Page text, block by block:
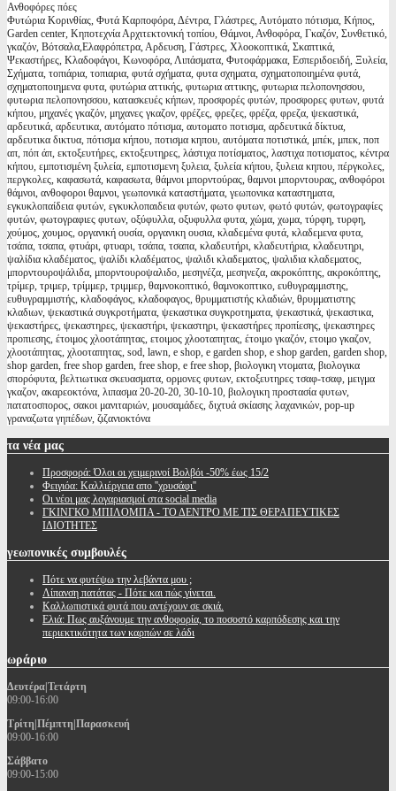
Ανθοφόρες πόες
Φυτώρια Κορινθίας, Φυτά Καρποφόρα, Δέντρα, Γλάστρες, Αυτόματο πότισμα, Κήπος,
Garden center, Κηποτεχνία Αρχιτεκτονική τοπίου, Θάμνοι, Ανθοφόρα, Γκαζόν, Συνθετικό,
γκαζόν, Βότσαλα,Ελαφρόπετρα, Αρδευση, Γάστρες, Χλοοκοπτικά, Σκαπτικά,
Ψεκαστήρες, Κλαδοφάγοι, Κωνοφόρα, Λιπάσματα, Φυτοφάρμακα, Εσπεριδοειδή, Ξυλεία,
Σχήματα, τοπιάρια, τοπιαρια, φυτά σχήματα, φυτα σχηματα, σχηματοποιημένα φυτά,
σχηματοποιημενα φυτα, φυτώρια αττικής, φυτωρια αττικης, φυτωρια πελοπονησσου,
φυτωρια πελοπονησσου, κατασκευές κήπων, προσφορές φυτών, προσφορες φυτων, φυτά
κήπου, μηχανές γκαζόν, μηχανες γκαζον, φρέζες, φρεζες, φρέζα, φρεζα, ψεκαστικά,
αρδευτικά, αρδευτικα, αυτόματο πότισμα, αυτοματο ποτισμα, αρδευτικά δίκτυα,
αρδευτικα δικτυα, πότισμα κήπου, ποτισμα κηπου, αυτόματα ποτιστικά, μπέκ, μπεκ, ποπ
απ, πόπ άπ, εκτοξευτήρες, εκτοξευτηρες, λάστιχα ποτίσματος, λαστιχα ποτισματος, κέντρα
κήπου, εμποτισμένη ξυλεία, εμποτισμενη ξυλεια, ξυλεία κήπου, ξυλεια κηπου, πέργκολες,
περγκολες, καφασωτά, καφασωτα, θάμνοι μπορντούρας, θαμνοι μπορντουρας, ανθοφόροι
θάμνοι, ανθοφοροι θαμνοι, γεωπονικά καταστήματα, γεωπονικα καταστηματα,
εγκυκλοπαίδεια φυτών, εγκυκλοπαιδεια φυτών, φωτο φυτων, φωτό φυτών, φωτογραφίες
φυτών, φωτογραφιες φυτων, οξύφυλλα, οξυφυλλα φυτα, χώμα, χωμα, τύρφη, τυρφη,
χούμος, χουμος, οργανική ουσία, οργανικη ουσια, κλαδεμένα φυτά, κλαδεμενα φυτα,
τσάπα, τσαπα, φτυάρι, φτυαρι, τσάπα, τσαπα, κλαδευτήρι, κλαδευτήρια, κλαδευτηρι,
ψαλίδια κλαδέματος, ψαλίδι κλαδέματος, ψαλιδι κλαδεματος, ψαλιδια κλαδεματος,
μπορντουροψάλιδα, μπορντουροψαλιδο, μεσηνέζα, μεσηνεζα, ακροκόπτης, ακροκόπτης,
τρίμερ, τριμερ, τρίμμερ, τριμμερ, θαμνοκοπτικό, θαμνοκοπτικο, ευθυγραμμιστης,
ευθυγραμμιστής, κλαδοφάγος, κλαδοφαγος, θρυμματιστής κλαδιών, θρυμματιστης
κλαδιων, ψεκαστικά συγκροτήματα, ψεκαστικα συγκροτηματα, ψεκαστικά, ψεκαστικα,
ψεκαστήρες, ψεκαστηρες, ψεκαστήρι, ψεκαστηρι, ψεκαστήρες προπίεσης, ψεκαστηρες
προπιεσης, έτοιμος χλοοτάπητας, ετοιμος χλοοταπητας, έτοιμο γκαζόν, ετοιμο γκαζον,
χλοοτάπητας, χλοοταπητας, sod, lawn, e shop, e garden shop, e shop garden, garden shop,
shop garden, free shop garden, free shop, e free shop, βιολογικη ντοματα, βιολογικα
σπορόφυτα, βελτιωτικα σκευασματα, ορμονες φυτων, εκτοξευτηρες τσαφ-τσαφ, μειγμα
γκαζον, ακαρεοκτόνα, λιπασμα 20-20-20, 30-10-10, βιολογικη προστασία φυτων,
πατατοσπορος, σακοι μανιταριών, μουσαμάδες, διχτυά σκίασης λαχανικών, pop-up
γραναζωτα γηπέδων, ζιζανιοκτόνα
τα νέα μας
Προσφορά: Όλοι οι χειμερινοί Βολβόι -50% έως 15/2
Φειγιόα: Καλλιέργεια απο ''χρυσάφι''
Oι νέοι μας λογαριασμοί στα social media
ΓΚΙΝΓΚΟ ΜΠΙΛΟΜΠΑ - ΤΟ ΔΕΝΤΡΟ ΜΕ ΤΙΣ ΘΕΡΑΠΕΥΤΙΚΕΣ
ΙΔΙΟΤΗΤΕΣ
γεωπονικές συμβουλές
Πότε να φυτέψω την λεβάντα μου ;
Λίπανση πατάτας - Πότε και πώς γίνεται.
Καλλωπιστικά φυτά που αντέχουν σε σκιά.
Ελιά: Πως αυξάνουμε την ανθοφορία, το ποσοστό καρπόδεσης και την
περιεκτικότητα των καρπών σε λάδι
ωράριο
Δευτέρα|Τετάρτη
09:00-16:00
Τρίτη|Πέμπτη|Παρασκευή
09:00-16:00
Σάββατο
09:00-15:00